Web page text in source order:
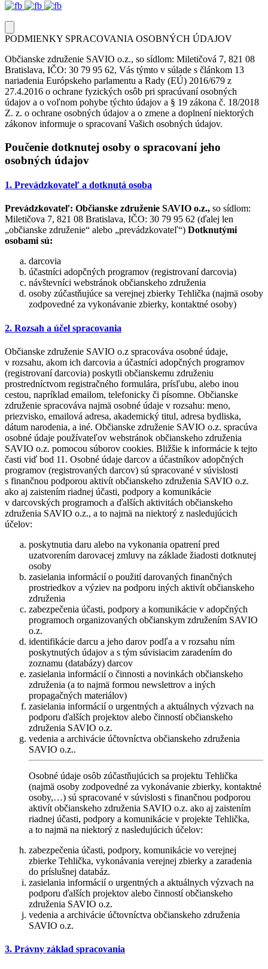
PODMIENKY SPRACOVANIA OSOBNÝCH ÚDAJOV
Občianske združenie SAVIO o.z., so sídlom: Miletičová 7, 821 08
Bratislava, IČO: 30 79 95 62, Vás týmto v súlade s článkom 13
nariadenia Európskeho parlamentu a Rady (EÚ) 2016/679 z
27.4.2016 o ochrane fyzických osôb pri spracúvaní osobných
údajov a o voľnom pohybe týchto údajov a § 19 zákona č. 18/2018
Z. z. o ochrane osobných údajov a o zmene a doplnení niektorých
zákonov informuje o spracovaní Vašich osobných údajov.
Poučenie dotknutej osoby o spracovaní jeho
osobných údajov
1. Prevádzkovateľ a dotknutá osoba
Prevádzkovateľ: Občianske združenie SAVIO o.z., so sídlom:
Miletičova 7, 821 08 Bratislava, IČO: 30 79 95 62 (ďalej len
„občianske združenie“ alebo „prevádzkovateľ“) Dotknutými
osobami sú:
darcovia
účastníci adopčných programov (registrovaní darcovia)
návštevníci webstránok občianskeho združenia
osoby zúčastňujúce sa verejnej zbierky Tehlička (najmä osoby
zodpovedné za vykonávanie zbierky, kontaktné osoby)
2. Rozsah a účel spracovania
Občianske združenie SAVIO o.z spracováva osobné údaje,
v rozsahu, akom ich darcovia a účastníci adopčných programov
(registrovaní darcovia) poskytli občianskemu združeniu
prostredníctvom registračného formulára, prísľubu, alebo inou
cestou, napríklad emailom, telefonicky či písomne. Občianske
združenie spracováva najmä osobné údaje v rozsahu: meno,
priezvisko, emailová adresa, akademický titul, adresa bydliska,
dátum narodenia, a iné. Občianske združenie SAVIO o.z. spracúva
osobné údaje používateľov webstránok občianskeho združenia
SAVIO o.z. pomocou súborov cookies. Bližšie k informácie k tejto
časti viď bod 11. Osobné údaje darcov a účastníkov adopčných
programov (registrovaných darcov) sú spracované v súvislosti
s finančnou podporou aktivít občianskeho združenia SAVIO o.z.
ako aj zaistením riadnej účasti, podpory a komunikácie
v darcovských programoch a ďalších aktivitách občianskeho
združenia SAVIO o.z., a to najmä na niektorý z nasledujúcich
účelov:
poskytnutia daru alebo na vykonania opatrení pred
uzatvorením darovacej zmluvy na základe žiadosti dotknutej
osoby
zasielania informácií o použití darovaných finančných
prostriedkov a výziev na podporu iných aktivít občianskeho
združenia
zabezpečenia účasti, podpory a komunikácie v adopčných
programoch organizovaných občianskym združením SAVIO
o.z.
identifikácie darcu a jeho darov podľa a v rozsahu ním
poskytnutých údajov a s tým súvisiacim zaradením do
zoznamu (databázy) darcov
zasielania informácií o činnosti a novinkách občianskeho
združenia (a to najmä formou newslettrov a iných
propagačných materiálov)
zasielania informácií o urgentných a aktuálnych výzvach na
podporu ďalších projektov alebo činností občianskeho
združenia SAVIO o.z.
vedenia a archivácie účtovníctva občianskeho združenia
SAVIO o.z..
Osobné údaje osôb zúčastňujúcich sa projektu Tehlička
(najmä osoby zodpovedné za vykonávanie zbierky, kontaktné
osoby,…) sú spracované v súvislosti s finančnou podporou
aktivít občianskeho združenia SAVIO o.z. ako aj zaistením
riadnej účasti, podpory a komunikácie v projekte Tehlička,
a to najmä na niektorý z nasledujúcich účelov:
zabezpečenia účasti, podpory, komunikácie vo verejnej
zbierke Tehlička, vykonávania verejnej zbierky a zaradenia
do príslušnej databáz.
zasielania informácií o urgentných a aktuálnych výzvach na
podporu ďalších projektov alebo činností občianskeho
združenia SAVIO o.z.
vedenia a archivácie účtovníctva občianskeho združenia
SAVIO o.z.
3. Právny základ spracovania